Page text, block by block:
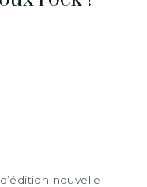
nouvelle